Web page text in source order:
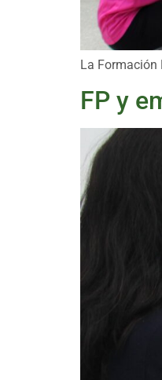
La Formación
FP y